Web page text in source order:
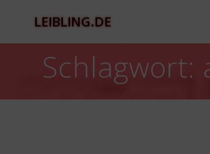
LEIBLING.DE
Schlagwort: